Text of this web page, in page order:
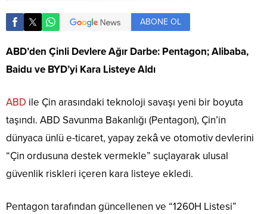
ABONE OL
ABD’den Çinli Devlere Ağır Darbe: Pentagon; Alibaba,
Baidu ve BYD’yi Kara Listeye Aldı
ABD ile Çin arasındaki teknoloji savaşı yeni bir boyuta
taşındı. ABD Savunma Bakanlığı (Pentagon), Çin’in
dünyaca ünlü e-ticaret, yapay zekâ ve otomotiv devlerini
“Çin ordusuna destek vermekle” suçlayarak ulusal
güvenlik riskleri içeren kara listeye ekledi.
Pentagon tarafından güncellenen ve “1260H Listesi”